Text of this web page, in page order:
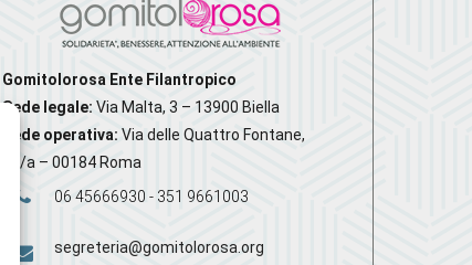
Gomitolorosa Ente Filantropico
Sede legale: Via Malta, 3 – 13900 Biella
Sede operativa: Via delle Quattro Fontane,
20/a – 00184 Roma
06 45666930 - 351 9661003
segreteria@gomitolorosa.org